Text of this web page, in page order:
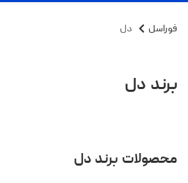
فوراسل دل
برند دل
محصولات برند دل